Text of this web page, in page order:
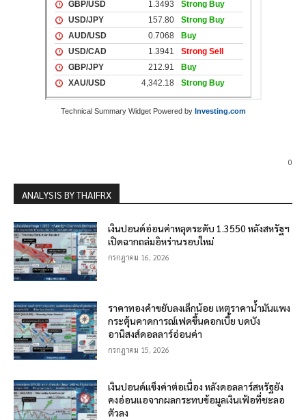
Technical Summary Widget Powered by Investing.com
0
ANALYSIS BY THAIFRX
เงินปอนด์อ่อนค่าหลุดระดับ 1.3550 หลังสหรัฐฯ
เปิดฉากถล่มอิหร่านรอบใหม่
กรกฎาคม 16, 2026
ราคาทองคำขยับลงเล็กน้อย เหตุราคาน้ำมันแพง
กระตุ้นคาดการณ์เฟดขึ้นดอกเบี้ย บดบัง
อานิสงส์ดอลลาร์อ่อนค่า
กรกฎาคม 15, 2026
เงินปอนด์แข็งค่าต่อเนื่อง หลังดอลลาร์สหรัฐยัง
คงอ่อนแอจากผลกระทบข้อมูลเงินเฟ้อที่ชะลอ
ตัวลง